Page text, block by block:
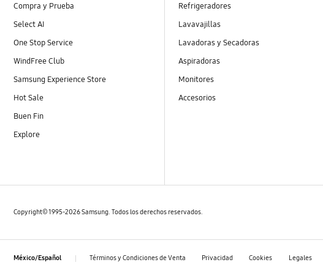
Compra y Prueba
Select AI
One Stop Service
WindFree Club
Samsung Experience Store
Hot Sale
Buen Fin
Explore
Refrigeradores
Lavavajillas
Lavadoras y Secadoras
Aspiradoras
Monitores
Accesorios
Copyright© 1995-2026 Samsung. Todos los derechos reservados.
México/Español Términos y Condiciones de Venta Privacidad Cookies Legales